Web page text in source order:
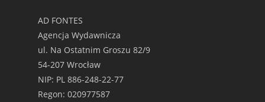
AD FONTES
Agencja Wydawnicza
ul. Na Ostatnim Groszu 82/9
54-207 Wrocław
NIP: PL 886-248-22-77
Regon: 020977587